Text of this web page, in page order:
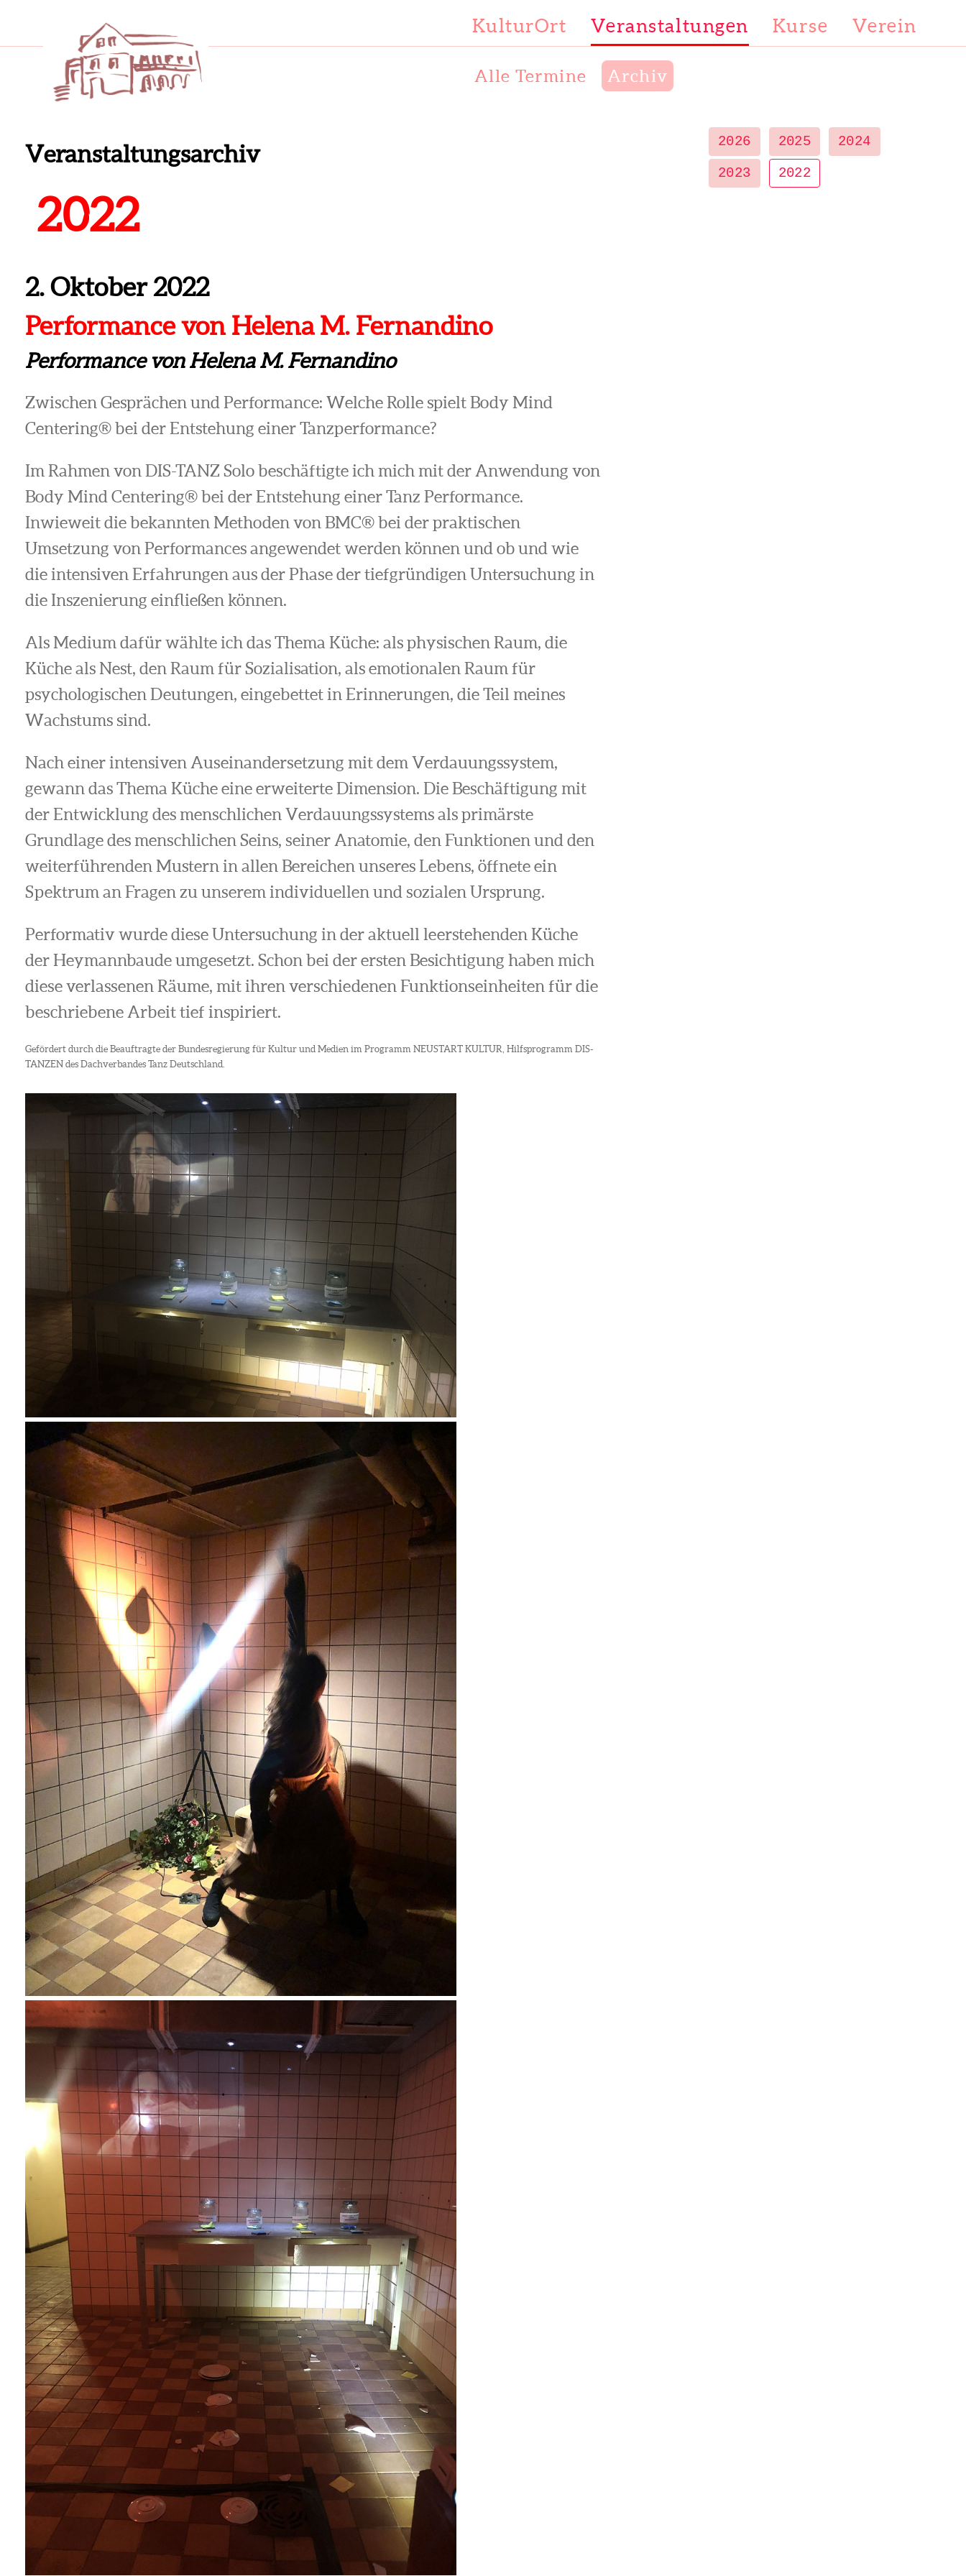
KulturOrt Veranstaltungen Kurse Verein
Alle Termine Archiv
Veranstaltungsarchiv
2022
2. Oktober 2022
Performance von Helena M. Fernandino
Performance von Helena M. Fernandino
Zwischen Gesprächen und Performance: Welche Rolle spielt Body Mind
Centering® bei der Entstehung einer Tanzperformance?
Im Rahmen von DIS-TANZ Solo beschäftigte ich mich mit der Anwendung von
Body Mind Centering® bei der Entstehung einer Tanz Performance.
Inwieweit die bekannten Methoden von BMC® bei der praktischen
Umsetzung von Performances angewendet werden können und ob und wie
die intensiven Erfahrungen aus der Phase der tiefgründigen Untersuchung in
die Inszenierung einfließen können.
Als Medium dafür wählte ich das Thema Küche: als physischen Raum, die
Küche als Nest, den Raum für Sozialisation, als emotionalen Raum für
psychologischen Deutungen, eingebettet in Erinnerungen, die Teil meines
Wachstums sind.
Nach einer intensiven Auseinandersetzung mit dem Verdauungssystem,
gewann das Thema Küche eine erweiterte Dimension. Die Beschäftigung mit
der Entwicklung des menschlichen Verdauungssystems als primärste
Grundlage des menschlichen Seins, seiner Anatomie, den Funktionen und den
weiterführenden Mustern in allen Bereichen unseres Lebens, öffnete ein
Spektrum an Fragen zu unserem individuellen und sozialen Ursprung.
Performativ wurde diese Untersuchung in der aktuell leerstehenden Küche
der Heymannbaude umgesetzt. Schon bei der ersten Besichtigung haben mich
diese verlassenen Räume, mit ihren verschiedenen Funktionseinheiten für die
beschriebene Arbeit tief inspiriert.
Gefördert durch die Beauftragte der Bundesregierung für Kultur und Medien im Programm NEUSTART KULTUR, Hilfsprogramm DIS-
TANZEN des Dachverbandes Tanz Deutschland.
2026 2025
2024
2023
2022